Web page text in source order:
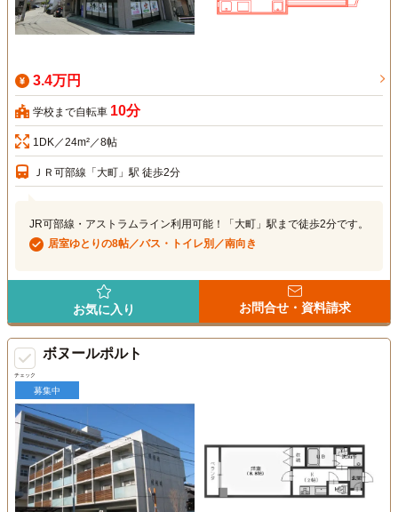
3.4万円
学校まで自転車 10分
1DK／24m²／8帖
ＪＲ可部線「大町」駅 徒歩2分
JR可部線・アストラムライン利用可能！「大町」駅まで徒歩2分です。
居室ゆとりの8帖／バス・トイレ別／南向き
お気に入り お問合せ・資料請求
チェック
ボヌールポルト
募集中